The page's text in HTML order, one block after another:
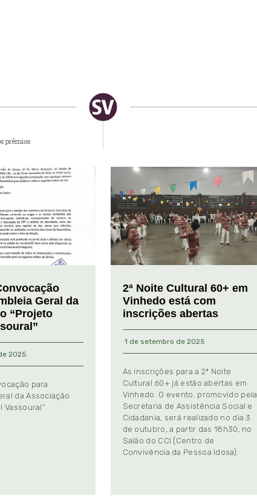
prêmios
Geral da
“Projeto
2025
para
da Associação
Vassoural”
2ª Noite Cultural 60+ em
Vinhedo está com
inscrições abertas
1 de setembro de 2025
As inscrições para a 2ª Noite
Cultural 60+ já estão abertas em
Vinhedo. O evento, promovido pela
Secretaria de Assistência Social e
Cidadania, será realizado no dia 3
de outubro, a partir das 18h30, no
Salão do CCI (Centro de
Convivência da Pessoa Idosa).